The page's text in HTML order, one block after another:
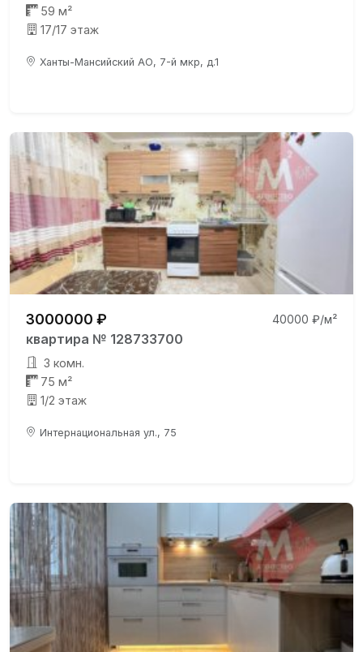
59 м²
17/17 этаж
Ханты-Мансийский АО, 7-й мкр, д.1
3000000 ₽ 40000 ₽/м²
квартира № 128733700
3 комн.
75 м²
1/2 этаж
Интернациональная ул., 75